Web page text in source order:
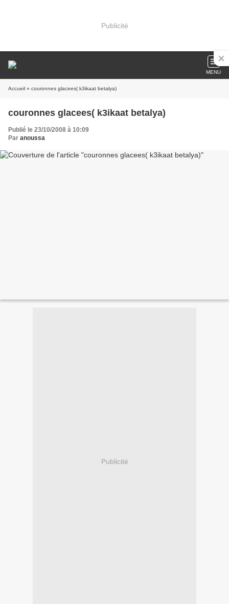
Publicité
MENU
Accueil » couronnes glacees( k3ikaat betalya)
couronnes glacees( k3ikaat betalya)
Publié le 23/10/2008 à 10:09
Par anoussa
Publicité